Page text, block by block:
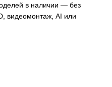
в наличии — без
видеомонтаж, AI или